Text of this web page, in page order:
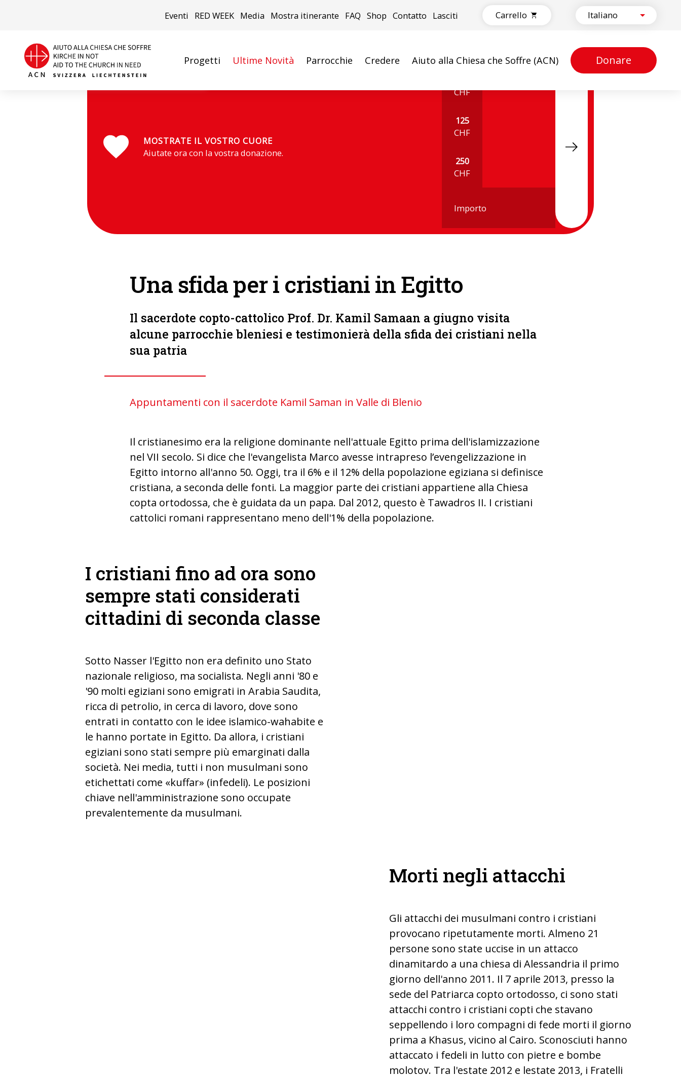
Eventi RED WEEK Media Mostra itinerante FAQ Shop Contatto Lasciti Carrello
Progetti Ultime Novità Parrocchie Credere Aiuto alla Chiesa che Soffre (ACN) Donare
Donna con bambino battezzato in chiesa ©ACN
MOSTRATE IL VOSTRO CUORE
Aiutate ora con la vostra donazione.
CHF
125
CHF
250
CHF
Una sfida per i cristiani in Egitto
Il sacerdote copto-cattolico Prof. Dr. Kamil Samaan a giugno visita
alcune parrocchie bleniesi e testimonierà della sfida dei cristiani nella
sua patria
Appuntamenti con il sacerdote Kamil Saman in Valle di Blenio
Il cristianesimo era la religione dominante nell'attuale Egitto prima dell'islamizzazione
nel VII secolo. Si dice che l'evangelista Marco avesse intrapreso l’evengelizzazione in
Egitto intorno all'anno 50. Oggi, tra il 6% e il 12% della popolazione egiziana si definisce
cristiana, a seconda delle fonti. La maggior parte dei cristiani appartiene alla Chiesa
copta ortodossa, che è guidata da un papa. Dal 2012, questo è Tawadros II. I cristiani
cattolici romani rappresentano meno dell'1% della popolazione.
I cristiani fino ad ora sono
sempre stati considerati
cittadini di seconda classe
Sotto Nasser l'Egitto non era definito uno Stato
nazionale religioso, ma socialista. Negli anni '80 e
'90 molti egiziani sono emigrati in Arabia Saudita,
ricca di petrolio, in cerca di lavoro, dove sono
entrati in contatto con le idee islamico-wahabite e
le hanno portate in Egitto. Da allora, i cristiani
egiziani sono stati sempre più emarginati dalla
società. Nei media, tutti i non musulmani sono
etichettati come «kuffar» (infedeli). Le posizioni
chiave nell'amministrazione sono occupate
prevalentemente da musulmani.
Morti negli attacchi
Gli attacchi dei musulmani contro i cristiani
provocano ripetutamente morti. Almeno 21
persone sono state uccise in un attacco
dinamitardo a una chiesa di Alessandria il primo
giorno dell'anno 2011. Il 7 aprile 2013, presso la
sede del Patriarca copto ortodosso, ci sono stati
attacchi contro i cristiani copti che stavano
seppellendo i loro compagni di fede morti il giorno
prima a Khasus, vicino al Cairo. Sconosciuti hanno
attaccato i fedeli in lutto con pietre e bombe
molotov. Tra l'estate 2012 e lestate 2013, i Fratelli